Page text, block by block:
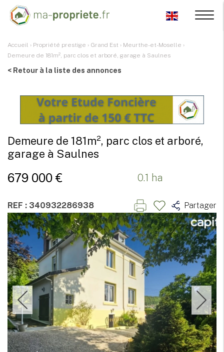
Accueil › Propriété prestige › Grand Est › Meurthe-et-Moselle ›
Demeure de 181m², parc clos et arboré, garage à Saulnes
< Retour à la liste des annonces
Demeure de 181m², parc clos et arboré,
garage à Saulnes
679 000 € 0.1 ha
REF : 340932286938 Partager